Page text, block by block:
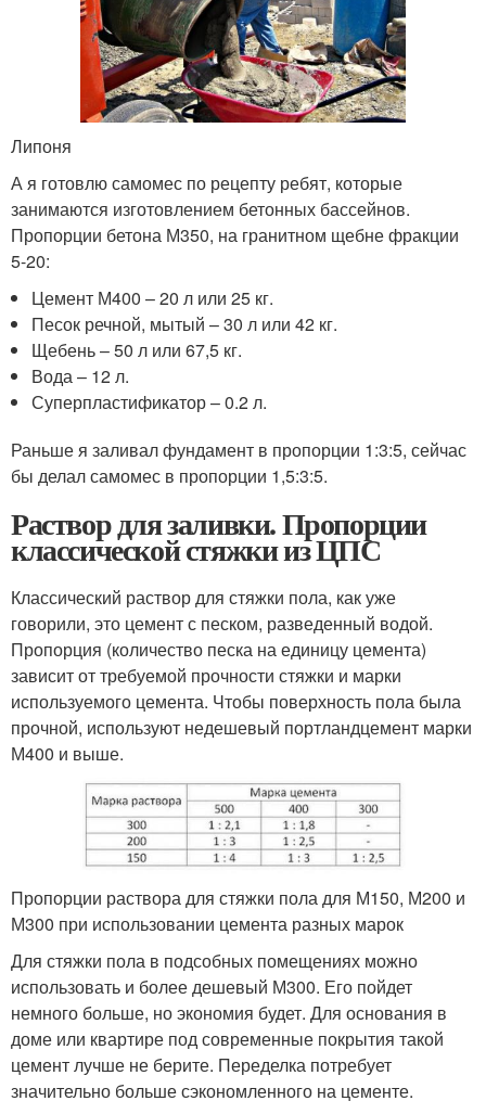
Липоня
А я готовлю самомес по рецепту ребят, которые
занимаются изготовлением бетонных бассейнов.
Пропорции бетона М350, на гранитном щебне фракции
5-20:
Цемент М400 – 20 л или 25 кг.
Песок речной, мытый – 30 л или 42 кг.
Щебень – 50 л или 67,5 кг.
Вода – 12 л.
Суперпластификатор – 0.2 л.
Раньше я заливал фундамент в пропорции 1:3:5, сейчас
бы делал самомес в пропорции 1,5:3:5.
Раствор для заливки. Пропорции
классической стяжки из ЦПС
Классический раствор для стяжки пола, как уже
говорили, это цемент с песком, разведенный водой.
Пропорция (количество песка на единицу цемента)
зависит от требуемой прочности стяжки и марки
используемого цемента. Чтобы поверхность пола была
прочной, используют недешевый портландцемент марки
М400 и выше.
Пропорции раствора для стяжки пола для М150, М200 и
М300 при использовании цемента разных марок
Для стяжки пола в подсобных помещениях можно
использовать и более дешевый М300. Его пойдет
немного больше, но экономия будет. Для основания в
доме или квартире под современные покрытия такой
цемент лучше не берите. Переделка потребует
значительно больше сэкономленного на цементе.